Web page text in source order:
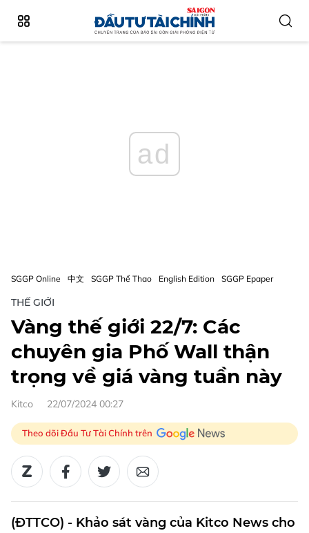
ad
SGGP Online 中文 SGGP Thể Thao English Edition SGGP Epaper
THẾ GIỚI
Vàng thế giới 22/7: Các
chuyên gia Phố Wall thận
trọng về giá vàng tuần này
Kitco 22/07/2024 00:27
Theo dõi Đầu Tư Tài Chính trên
(ĐTTCO) - Khảo sát vàng của Kitco News cho